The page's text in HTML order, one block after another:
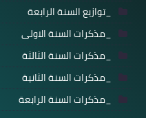
_توازيع السنة الرابعة
_مذكرات السنة الاولى
_مذكرات السنة الثالثة
_مذكرات السنة الثانية
_مذكرات السنة الرابعة